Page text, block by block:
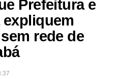
Prefeitura e
rede de